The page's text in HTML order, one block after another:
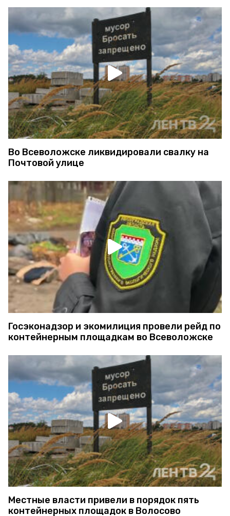
Во Всеволожске ликвидировали свалку на
Почтовой улице
Госэконадзор и экомилиция провели рейд по
контейнерным площадкам во Всеволожске
Местные власти привели в порядок пять
контейнерных площадок в Волосово